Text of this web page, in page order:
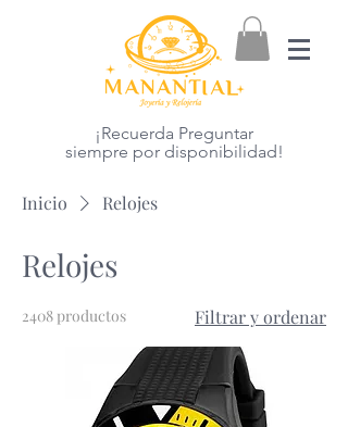
¡Recuerda Preguntar
siempre por disponibilidad!
Inicio Relojes
Relojes
2408 productos Filtrar y ordenar